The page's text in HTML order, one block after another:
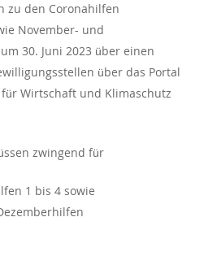
zu den Coronahilfen
November- und
30. Juni 2023 über einen
über das Portal
Wirtschaft und Klimaschutz
zwingend für
1 bis 4 sowie